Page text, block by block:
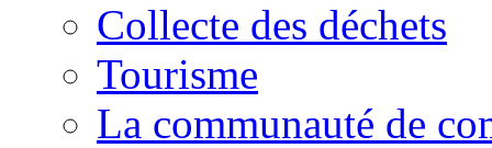
Collecte des déchets
Tourisme
La communauté de